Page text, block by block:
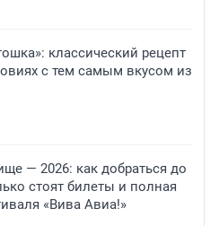
классический рецепт
с тем самым вкусом из
— 2026: как добраться до
стоят билеты и полная
«Вива Авиа!»